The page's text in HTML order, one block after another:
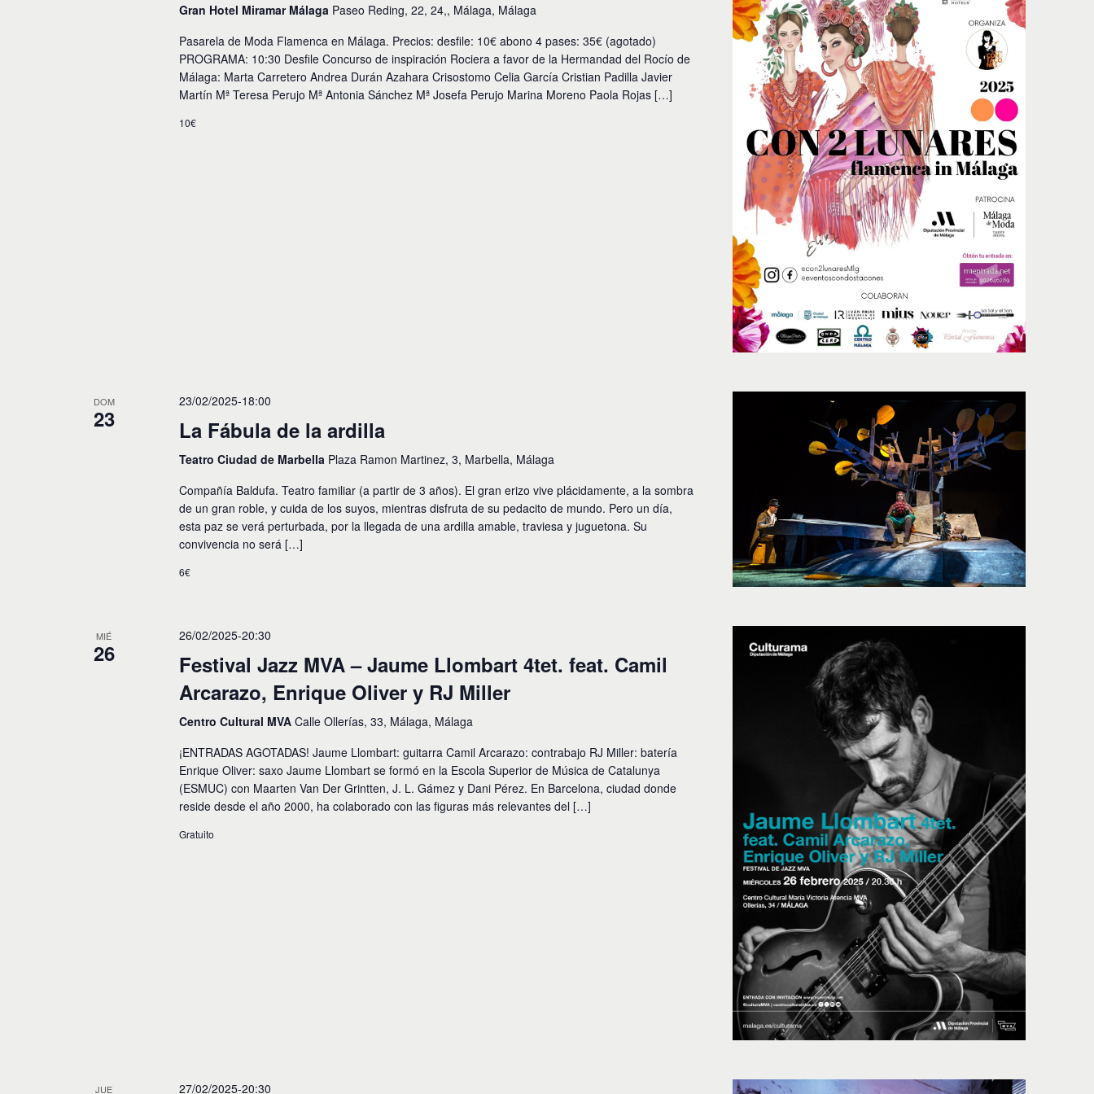
Gran Hotel Miramar Málaga Paseo Reding, 22, 24,, Málaga, Málaga
Pasarela de Moda Flamenca en Málaga. Precios: desfile: 10€ abono 4 pases: 35€ (agotado)
PROGRAMA: 10:30 Desfile Concurso de inspiración Rociera a favor de la Hermandad del Rocío de
Málaga: Marta Carretero Andrea Durán Azahara Crisostomo Celia García Cristian Padilla Javier
Martín Mª Teresa Perujo Mª Antonia Sánchez Mª Josefa Perujo Marina Moreno Paola Rojas […]
10€
DOM
23
23/02/2025-18:00
La Fábula de la ardilla
Teatro Ciudad de Marbella Plaza Ramon Martinez, 3, Marbella, Málaga
Compañía Baldufa. Teatro familiar (a partir de 3 años). El gran erizo vive plácidamente, a la sombra
de un gran roble, y cuida de los suyos, mientras disfruta de su pedacito de mundo. Pero un día,
esta paz se verá perturbada, por la llegada de una ardilla amable, traviesa y juguetona. Su
convivencia no será […]
6€
MIÉ
26
26/02/2025-20:30
Festival Jazz MVA – Jaume Llombart 4tet. feat. Camil
Arcarazo, Enrique Oliver y RJ Miller
Centro Cultural MVA Calle Ollerías, 33, Málaga, Málaga
¡ENTRADAS AGOTADAS! Jaume Llombart: guitarra Camil Arcarazo: contrabajo RJ Miller: batería
Enrique Oliver: saxo Jaume Llombart se formó en la Escola Superior de Música de Catalunya
(ESMUC) con Maarten Van Der Grintten, J. L. Gámez y Dani Pérez. En Barcelona, ciudad donde
reside desde el año 2000, ha colaborado con las figuras más relevantes del […]
Gratuito
JUE 27/02/2025-20:30